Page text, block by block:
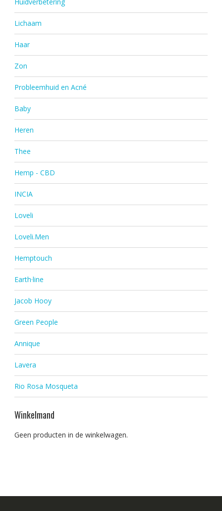
Lichaam
Haar
Zon
Probleemhuid en Acné
Baby
Heren
Thee
Hemp - CBD
INCIA
Loveli
Loveli.Men
Hemptouch
Earth·line
Jacob Hooy
Green People
Annique
Lavera
Rio Rosa Mosqueta
Winkelmand
Geen producten in de winkelwagen.